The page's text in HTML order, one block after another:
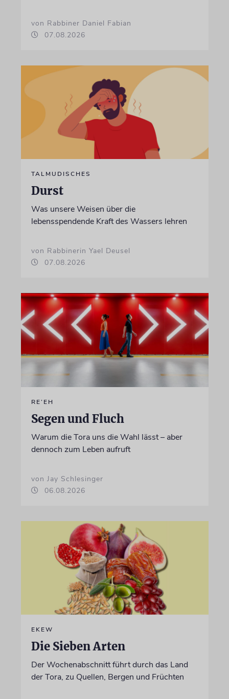
von Rabbiner Daniel Fabian
07.08.2026
TALMUDISCHES
Durst
Was unsere Weisen über die
lebensspendende Kraft des Wassers lehren
von Rabbinerin Yael Deusel
07.08.2026
RE’EH
Segen und Fluch
Warum die Tora uns die Wahl lässt – aber
dennoch zum Leben aufruft
von Jay Schlesinger
06.08.2026
EKEW
Die Sieben Arten
Der Wochenabschnitt führt durch das Land
der Tora, zu Quellen, Bergen und Früchten